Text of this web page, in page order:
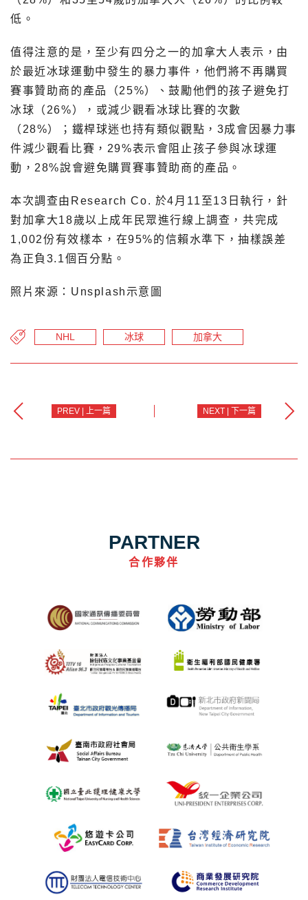
低。
值得注意的是，至少有四分之一的加拿大人表示，由
於最近冰球運動中發生的暴力事件，他們將不再購買
賽事贊助商的產品（25%）、鼓勵他們的孩子避免打
冰球（26%），或減少觀看冰球比賽的次數
（28%）；鐵桿球迷也持有類似觀點，3成會因暴力事
件減少觀看比賽，29%表示會阻止孩子參與冰球運
動，28%說會避免購買賽事贊助商的產品。
本次調查由Research Co. 於4月11至13日執行，針
對加拿大18歲以上成年民眾進行線上調查，共完成
1,002份有效樣本，在95%的信賴水準下，抽樣誤差
為正負3.1個百分點。
照片來源：Unsplash示意圖
NHL 冰球 加拿大
PREV | 上一篇 NEXT | 下一篇
PARTNER
合作夥伴